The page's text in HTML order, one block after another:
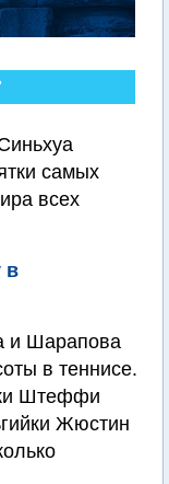
самых
всех
в
и Шарапова
в теннисе.
Штеффи
Жюстин